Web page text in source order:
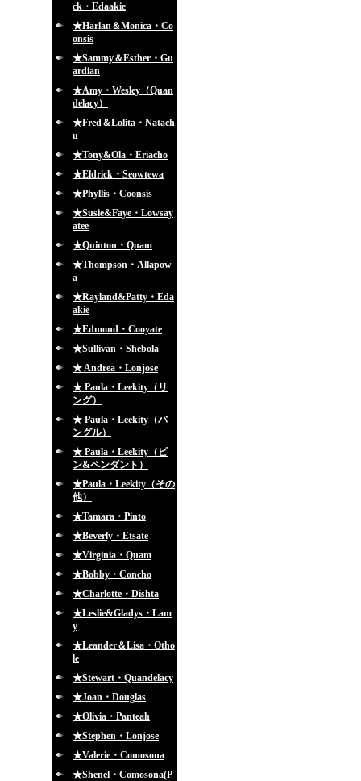
ck・Edaakie
★Harlan＆Monica・Co
onsis
★Sammy＆Esther・Gu
ardian
★Amy・Wesley（Quan
delacy）
★Fred＆Lolita・Natach
u
★Tony&Ola・Eriacho
★Eldrick・Seowtewa
★Phyllis・Coonsis
★Susie&Faye・Lowsay
atee
★Quinton・Quam
★Thompson・Allapow
a
★Rayland&Patty・Eda
akie
★Edmond・Cooyate
★Sullivan・Shebola
★ Andrea・Lonjose
★ Paula・Leekity（リ
ング）
★ Paula・Leekity（バ
ングル）
★ Paula・Leekity（ピ
ン&ペンダント）
★Paula・Leekity（その
他）
★Tamara・Pinto
★Beverly・Etsate
★Virginia・Quam
★Bobby・Concho
★Charlotte・Dishta
★Leslie&Gladys・Lam
y
★Leander＆Lisa・Otho
le
★Stewart・Quandelacy
★Joan・Douglas
★Olivia・Panteah
★Stephen・Lonjose
★Valerie・Comosona
★Shenel・Comosona(P